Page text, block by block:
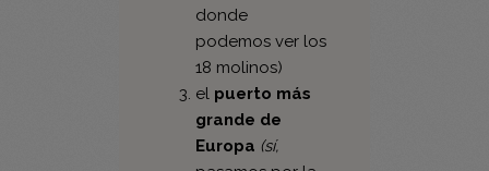
18 molinos)
elpuerto más
grande de
Europa (sí,
pasamos por la
ciudad